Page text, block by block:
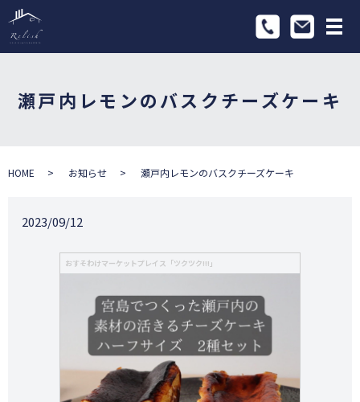
メ
瀬戸内レモンのバスクチーズケーキ
HOME お知らせ 瀬戸内レモンのバスクチーズケーキ
2023/09/12
おすそわけマーケットプレイス「ツクツク!!!」